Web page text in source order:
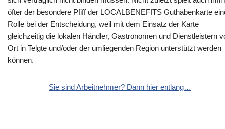
öfter der besondere Pfiff der LOCALBENEFITS Guthabenkarte
Rolle bei der Entscheidung, weil mit dem Einsatz der Karte
gleichzeitig die lokalen Händler, Gastronomen und Dienstleistern
Ort in Telgte und/oder der umliegenden Region unterstützt werden
können.
Sie sind Arbeitnehmer? Dann hier entlang…